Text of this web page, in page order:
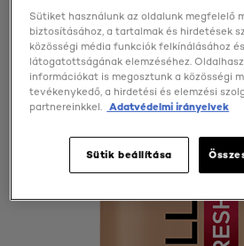
Sütiket használunk az oldalunk megfelelő
biztosításához, a tartalmak és hirdetések
közösségi média funkciók felkínálásához
látogatottságának elemzéséhez.
információkat is megosztunk a közösségi
tevékenykedő, a hirdetési és elemzési
partnereinkkel. Adatvédelmi irányelvek
Sütik beállítása